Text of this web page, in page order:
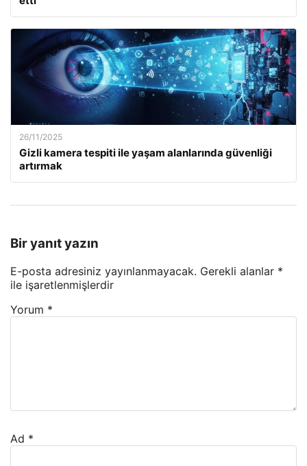
26/11/2025
Gizli kamera tespiti ile yaşam alanlarında güvenliği
artırmak
Bir yanıt yazın
E-posta adresiniz yayınlanmayacak. Gerekli alanlar *
ile işaretlenmişlerdir
Yorum *
Ad *